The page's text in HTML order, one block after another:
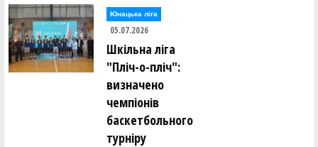
Юнацька ліга
05.07.2026
Шкільна ліга
"Пліч-о-пліч":
визначено
чемпіонів
баскетбольного
турніру